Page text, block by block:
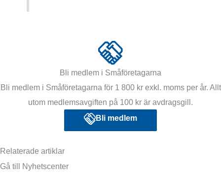
Bli medlem i Småföretagarna
Bli medlem i Småföretagarna för 1 800 kr exkl. moms per år. Allt
utom medlemsavgiften på 100 kr är avdragsgill.
Bli medlem
Relaterade artiklar
Gå till Nyhetscenter